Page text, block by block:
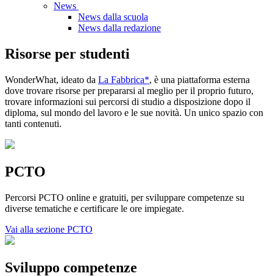
News
News dalla scuola
News dalla redazione
Risorse per studenti
WonderWhat, ideato da La Fabbrica*, è una piattaforma esterna
dove trovare risorse per prepararsi al meglio per il proprio futuro,
trovare informazioni sui percorsi di studio a disposizione dopo il
diploma, sul mondo del lavoro e le sue novità. Un unico spazio con
tanti contenuti.
PCTO
Percorsi PCTO online e gratuiti, per sviluppare competenze su
diverse tematiche e certificare le ore impiegate.
Vai alla sezione PCTO
Sviluppo competenze